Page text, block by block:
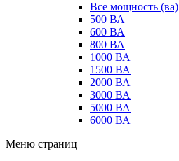
Все мощность (ва)
500 ВА
600 ВА
800 ВА
1000 ВА
1500 ВА
2000 ВА
3000 ВА
5000 ВА
6000 ВА
Меню страниц